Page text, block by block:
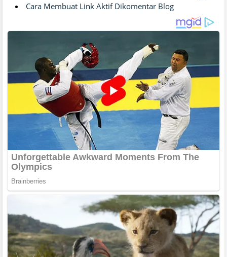
Cara Membuat Link Aktif Dikomentar Blog